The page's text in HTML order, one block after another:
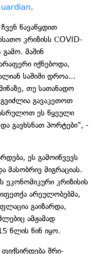
.
წავაწყდით
კრიზისს СOVID-
მაშინ
იქნებოდა,
საშიში დროა...
თუ სათანადო
გავაკეთოთ
ეს წყეული
გავხსნათ პორტები", -
ეს გამოიწვევს
მასობრივ მიგრაციას.
კრიზისის
არეულობებმა,
გაიზარდა,
ამჟამად
წლის წინ იყო.
შრი-